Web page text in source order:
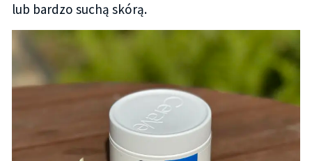
lub bardzo suchą skórą.